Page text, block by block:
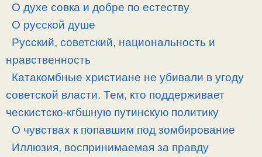
О духе совка и добре по естеству
О русской душе
Русский, советский, национальность и
нравственность
Катакомбные христиане не убивали в угоду
советской власти. Тем, кто поддерживает
ческистско-кгбшную путинскую политику
О чувствах к попавшим под зомбирование
Иллюзия, воспринимаемая за правду